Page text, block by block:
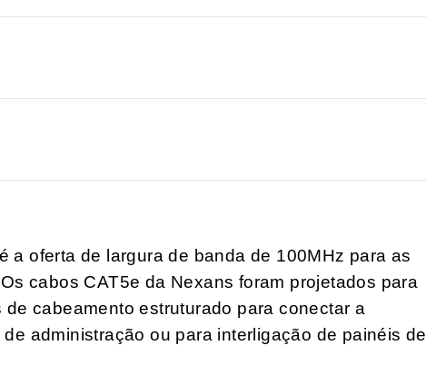
a oferta de largura de banda de 100MHz para as
cabos CAT5e da Nexans foram projetados para
cabeamento estruturado para conectar a
administração ou para interligação de painéis de